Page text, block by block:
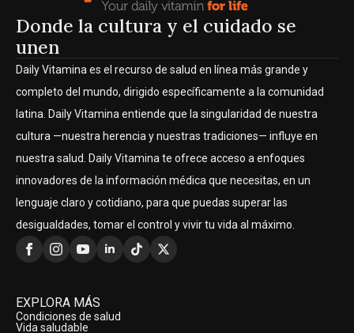
Donde la cultura y el cuidado se
unen
Daily Vitamina es el recurso de salud en línea más grande y
completo del mundo, dirigido específicamente a la comunidad
latina. Daily Vitamina entiende que la singularidad de nuestra
cultura —nuestra herencia y nuestras tradiciones— influye en
nuestra salud. Daily Vitamina te ofrece acceso a enfoques
innovadores de la información médica que necesitas, en un
lenguaje claro y cotidiano, para que puedas superar las
desigualdades, tomar el control y vivir tu vida al máximo.
EXPLORA MÁS
Condiciones de salud
Vida saludable